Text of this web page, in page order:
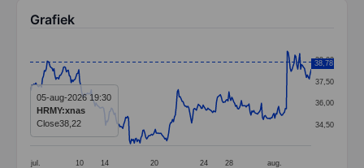
Grafiek
Line chart with 295 data points.
The chart has 1 X axis displaying categories.
The chart has 1 Y axis displaying values. Data
jul. 10 14 20 24 28 aug.
34,50
36,00
37,50
39,00
38,78
05-aug-2026 19:30
HRMY:xnas
Close38,22